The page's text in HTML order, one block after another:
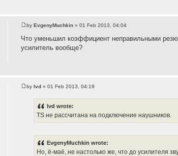
byEvgenyMuchkin » 01 Feb 2013, 04:04
Что уменьшил коэффициент неправильными
усилитель вообще?
bylvd » 01 Feb 2013, 04:19
lvd wrote:
TS не рассчитана на подключение наушников.
EvgenyMuchkin wrote:
Но, ё-маё, не настолько же, что до усилителя